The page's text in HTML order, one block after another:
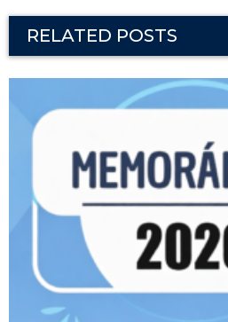
RELATED POSTS